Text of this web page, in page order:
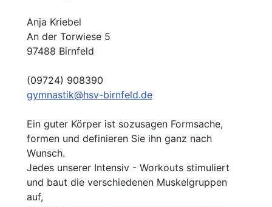
Anja Kriebel
An der Torwiese 5
97488 Birnfeld
(09724) 908390
gymnastik@hsv-birnfeld.de
Ein guter Körper ist sozusagen Formsache,
formen und definieren Sie ihn ganz nach
Wunsch.
Jedes unserer Intensiv - Workouts stimuliert
und baut die verschiedenen Muskelgruppen
auf,